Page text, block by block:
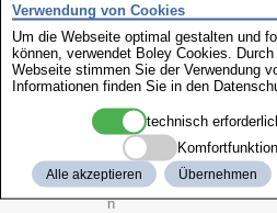
Citizen 4-892470
HerstellerTeile-Nr.
Citize
n
54-89408
S
(GOLD
Citize
n
54-89408 GOLD
Verwendung von Cookies
Um die Webseite optimal gestalten und
können, verwendet Boley Cookies.
Webseite stimmen Sie der Verwendung
Informationen finden Sie in den
technisch
Alle akzeptieren Übernehmen